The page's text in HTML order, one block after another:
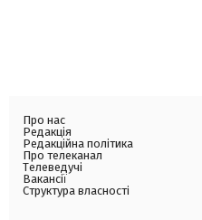
Про нас
Редакція
Редакційна політика
Про телеканал
Телеведучі
Вакансії
Структура власності